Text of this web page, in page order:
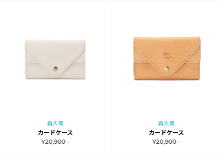
再入荷
カードケース
¥20,900 -
再入荷
カードケース
¥20,900 -